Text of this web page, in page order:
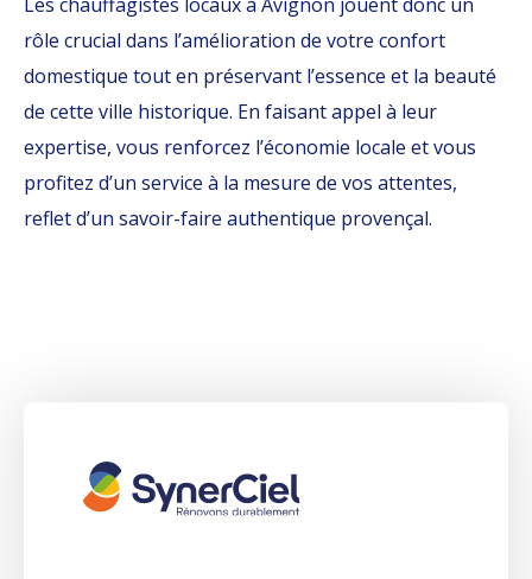
rôle crucial dans l’amélioration de votre confort
domestique tout en préservant l’essence et la beauté
de cette ville historique. En faisant appel à leur
expertise, vous renforcez l’économie locale et vous
profitez d’un service à la mesure de vos attentes,
reflet d’un savoir-faire authentique provençal.